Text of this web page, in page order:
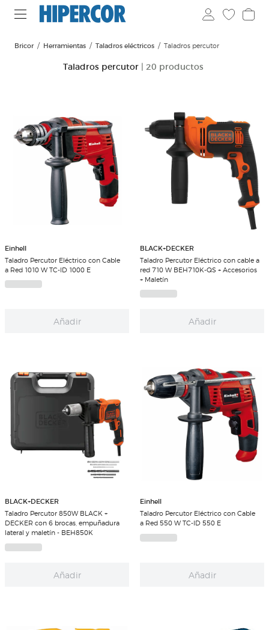
Bricor Herramientas Taladros eléctricos Taladros percutor
Taladros percutor | 20 productos
Einhell
Taladro Percutor Eléctrico con Cable
a Red 1010 W TC-ID 1000 E
Añadir
BLACK+DECKER
Taladro Percutor Eléctrico con cable a
red 710 W BEH710K-QS + Accesorios
+ Maletín
Añadir
BLACK+DECKER
Taladro Percutor 850W BLACK +
DECKER con 6 brocas, empuñadura
lateral y maletín - BEH850K
Añadir
Einhell
Taladro Percutor Eléctrico con Cable
a Red 550 W TC-ID 550 E
Añadir